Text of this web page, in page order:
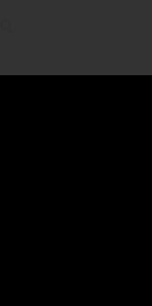
Seine Funktionalität ist identisch mit der